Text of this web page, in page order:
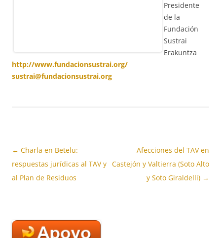
Presidente
de la
Fundación
Sustrai
Erakuntza
http://www.fundacionsustrai.org/
sustrai@fundacionsustrai.org
Navegación
de
entradas
← Charla en Betelu:
respuestas jurídicas al TAV y
al Plan de Residuos
Afecciones del TAV en
Castejón y Valtierra (Soto Alto
y Soto Giraldelli) →